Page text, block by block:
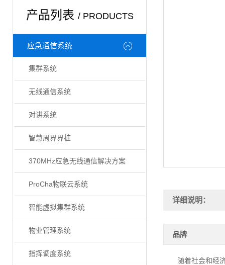
产品列表 / PRODUCTS
应急通信系统
集群系统
无线通信系统
对讲系统
智慧周界界桩
370MHz应急无线通信解决方案
ProCha物联云系统
智能虚拟集群系统
物业管理系统
指挥调度系统
详细说明：
品牌
随着社会和经济